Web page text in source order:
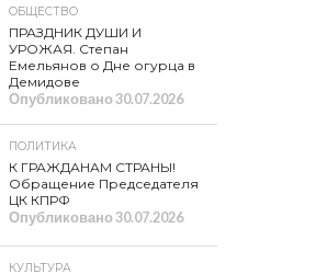
ОБЩЕСТВО
ПРАЗДНИК ДУШИ И
УРОЖАЯ. Степан
Емельянов о Дне огурца в
Демидове
Опубликовано30.07.2026
ПОЛИТИКА
К ГРАЖДАНАМ СТРАНЫ!
Обращение Председателя
ЦК КПРФ
Опубликовано30.07.2026
КУЛЬТУРА